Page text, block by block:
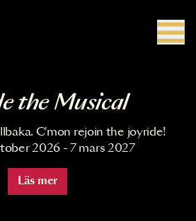
the Musical
C'mon rejoin the joyride!
2026 - 7 mars 2027
Läs mer